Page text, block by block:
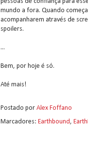
mundo a fora. Quando
acompanharem através de
spoilers.
...
Bem, por hoje é só.
Até mais!
Postado por Alex Foffano
Marcadores: Earthbound,